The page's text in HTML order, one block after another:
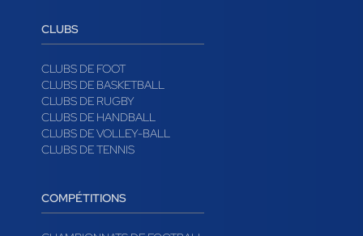
CLUBS
CLUBS DE FOOT
CLUBS DE BASKETBALL
CLUBS DE RUGBY
CLUBS DE HANDBALL
CLUBS DE VOLLEY-BALL
CLUBS DE TENNIS
COMPÉTITIONS